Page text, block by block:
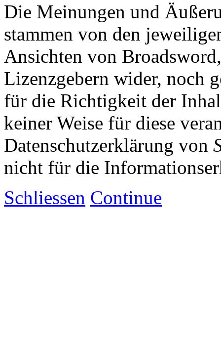
Die Meinungen und
stammen von den
Ansichten von
Lizenzgebern wider, noch
für die Richtigkeit der
keiner Weise für diese
Datenschutzerklärung von
nicht für die
Schliessen Continue